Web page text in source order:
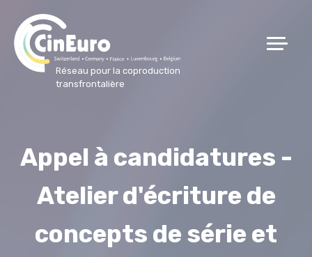
Réseau pour la coproduction
transfrontalière
Appel à candidatures -
Atelier d'écriture de
concepts de série et